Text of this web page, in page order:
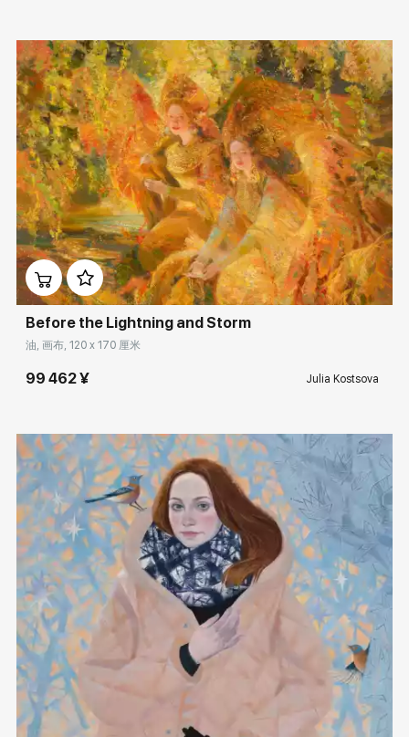
Домен: rakovgallery.cn
Before the Lightning and Storm
油, 画布, 120 x 170 厘米
99 462 ¥ Julia Kostsova